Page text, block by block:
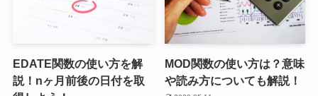
EDATE関数の使い方を解
説！nヶ月前後の日付を取
MOD関数の使い方は？意味
や読み方についても解説！